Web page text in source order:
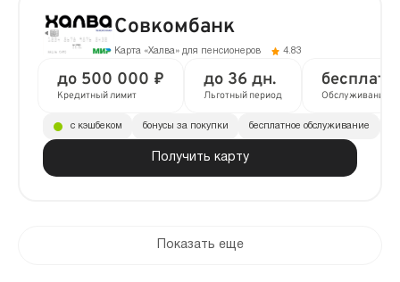
Совкомбанк
Карта «Халва» для пенсионеров 4.83
до 500 000 ₽
Кредитный лимит
до 36 дн.
Льготный период Обслуживание
Получить карту
с кэшбеком бонусы за покупки бесплатное обслуживание
Показать еще